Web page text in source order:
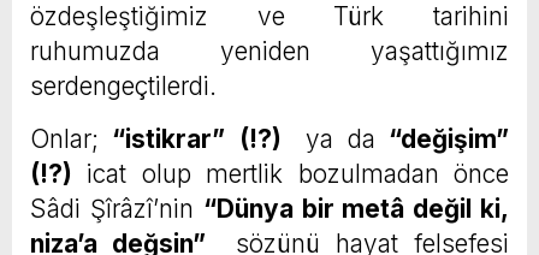
özdeşleştiğimiz ve Türk tarihini
ruhumuzda yeniden yaşattığımız
serdengeçtilerdi.
Onlar; “istikrar” (!?)ya da “değişim”
(!?) icat olup mertlik bozulmadan önce
Sâdi Şîrâzî’nin “Dünya bir metâ değil ki,
niza’a değsin”
sözünü hayat felsefesi